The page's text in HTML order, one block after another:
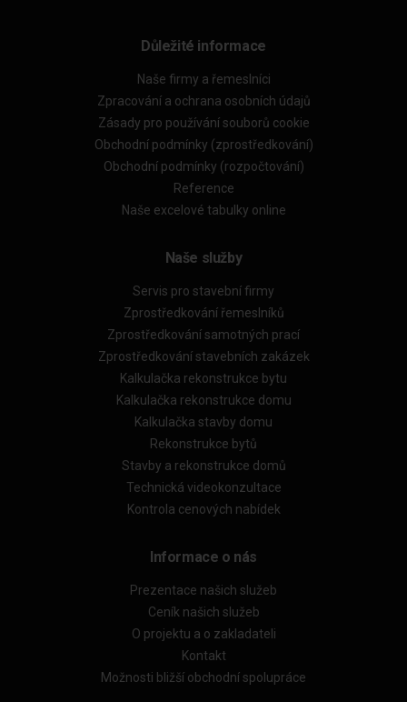
Důležité informace
Naše firmy a řemeslníci
Zpracování a ochrana osobních údajů
Zásady pro používání souborů cookie
Obchodní podmínky (zprostředkování)
Obchodní podmínky (rozpočtování)
Reference
Naše excelové tabulky online
Naše služby
Servis pro stavební firmy
Zprostředkování řemeslníků
Zprostředkování samotných prací
Zprostředkování stavebních zakázek
Kalkulačka rekonstrukce bytu
Kalkulačka rekonstrukce domu
Kalkulačka stavby domu
Rekonstrukce bytů
Stavby a rekonstrukce domů
Technická videokonzultace
Kontrola cenových nabídek
Informace o nás
Prezentace našich služeb
Ceník našich služeb
O projektu a o zakladateli
Kontakt
Možnosti bližší obchodní spolupráce